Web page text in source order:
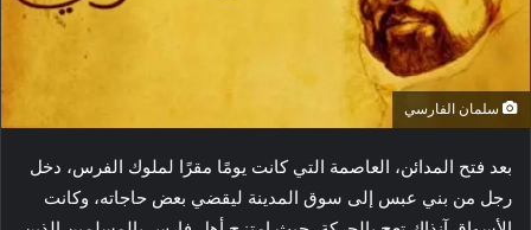
سلمان الفارسي
بعد فتح المدائن، العاصمة التي كانت يومًا مقرًا لملوك الفرس، دخل
رجل من بني عبس إلى سوق المدينة ليقضي بعض حاجاته، وكانت